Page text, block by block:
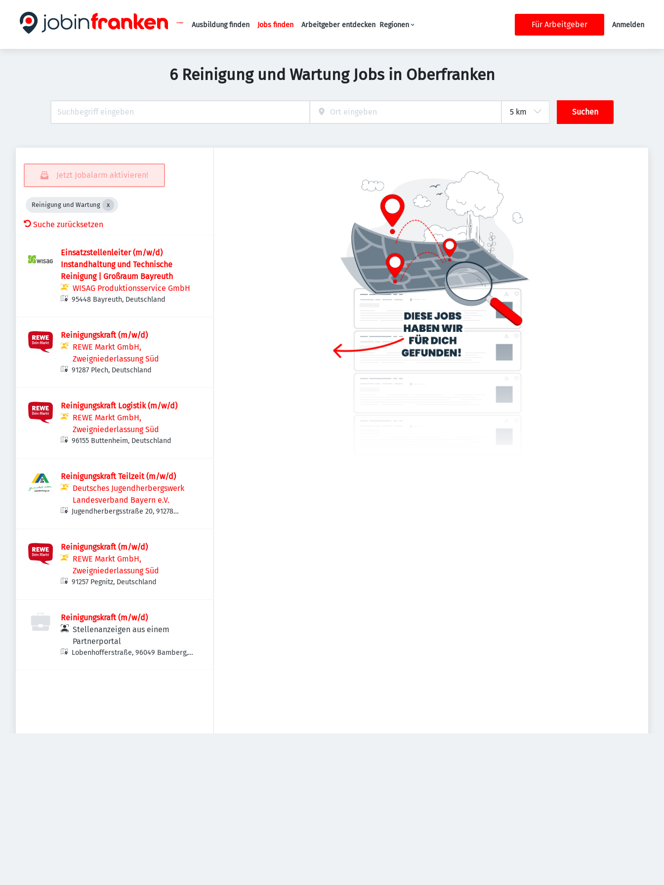
Haupt-Navigation
Ausbildung finden Jobs finden Arbeitgeber entdecken Regionen Für Arbeitgeber Anmelden
6 Reinigung und Wartung Jobs in Oberfranken
Suchen
Jetzt Jobalarm aktivieren!
Reinigung und Wartung
Suche zurücksetzen
Einsatzstellenleiter (m/w/d)
Instandhaltung und Technische
Reinigung | Großraum Bayreuth
WISAG Produktionsservice GmbH
95448 Bayreuth, Deutschland
Reinigungskraft (m/w/d)
REWE Markt GmbH,
Zweigniederlassung Süd
91287 Plech, Deutschland
Reinigungskraft Logistik (m/w/d)
REWE Markt GmbH,
Zweigniederlassung Süd
96155 Buttenheim, Deutschland
Reinigungskraft Teilzeit (m/w/d)
Deutsches Jugendherbergswerk
Landesverband Bayern e.V.
Jugendherbergsstraße 20, 91278
Reinigungskraft (m/w/d)
REWE Markt GmbH,
Zweigniederlassung Süd
91257 Pegnitz, Deutschland
Reinigungskraft (m/w/d)
Stellenanzeigen aus einem
Partnerportal
Lobenhofferstraße, 96049 Bamberg,